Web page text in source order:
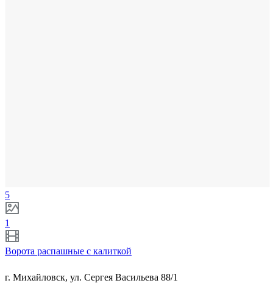
5
1
Ворота распашные с калиткой
г. Михайловск, ул. Сергея Васильева 88/1